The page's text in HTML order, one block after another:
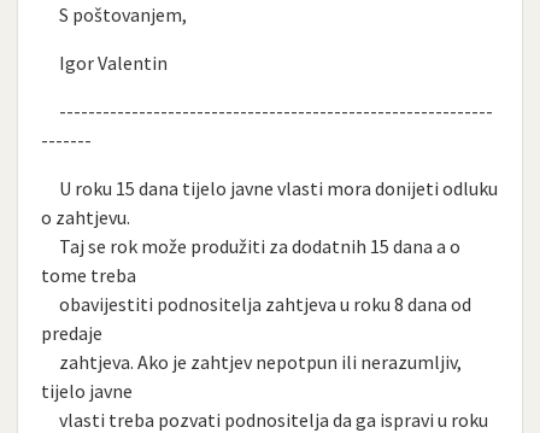
S poštovanjem,
Igor Valentin
------------------------------------------------------------
-------
U roku 15 dana tijelo javne vlasti mora donijeti odluku
o zahtjevu.
Taj se rok može produžiti za dodatnih 15 dana a o
tome treba
obavijestiti podnositelja zahtjeva u roku 8 dana od
predaje
zahtjeva. Ako je zahtjev nepotpun ili nerazumljiv,
tijelo javne
vlasti treba pozvati podnositelja da ga ispravi u roku